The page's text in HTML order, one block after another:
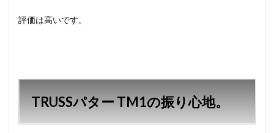
評価は高いです。
TRUSSパター TM1の振り心地。